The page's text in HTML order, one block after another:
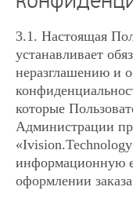
3.1. Настоящая
устанавливает
неразглашению и
которые
Администрации
информационную
оформлении